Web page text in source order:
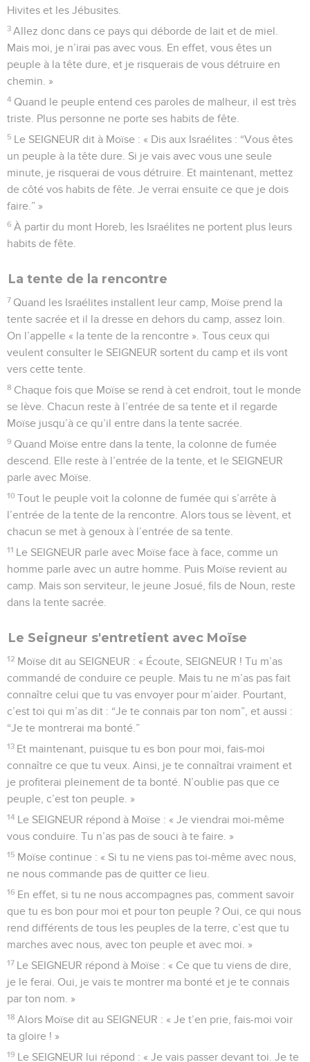
Hivites et les Jébusites.
3 Allez donc dans ce pays qui déborde de lait et de miel.
Mais moi, je n’irai pas avec vous. En effet, vous êtes un
peuple à la tête dure, et je risquerais de vous détruire en
chemin. »
4 Quand le peuple entend ces paroles de malheur, il est très
triste. Plus personne ne porte ses habits de fête.
5 Le SEIGNEUR dit à Moïse : « Dis aux Israélites : “Vous êtes
un peuple à la tête dure. Si je vais avec vous une seule
minute, je risquerai de vous détruire. Et maintenant, mettez
de côté vos habits de fête. Je verrai ensuite ce que je dois
faire.” »
6 À partir du mont Horeb, les Israélites ne portent plus leurs
habits de fête.
La tente de la rencontre
7 Quand les Israélites installent leur camp, Moïse prend la
tente sacrée et il la dresse en dehors du camp, assez loin.
On l’appelle « la tente de la rencontre ». Tous ceux qui
veulent consulter le SEIGNEUR sortent du camp et ils vont
vers cette tente.
8 Chaque fois que Moïse se rend à cet endroit, tout le monde
se lève. Chacun reste à l’entrée de sa tente et il regarde
Moïse jusqu’à ce qu’il entre dans la tente sacrée.
9 Quand Moïse entre dans la tente, la colonne de fumée
descend. Elle reste à l’entrée de la tente, et le SEIGNEUR
parle avec Moïse.
10 Tout le peuple voit la colonne de fumée qui s’arrête à
l’entrée de la tente de la rencontre. Alors tous se lèvent, et
chacun se met à genoux à l’entrée de sa tente.
11 Le SEIGNEUR parle avec Moïse face à face, comme un
homme parle avec un autre homme. Puis Moïse revient au
camp. Mais son serviteur, le jeune Josué, fils de Noun, reste
dans la tente sacrée.
Le Seigneur s'entretient avec Moïse
12 Moïse dit au SEIGNEUR : « Écoute, SEIGNEUR ! Tu m’as
commandé de conduire ce peuple. Mais tu ne m’as pas fait
connaître celui que tu vas envoyer pour m’aider. Pourtant,
c’est toi qui m’as dit : “Je te connais par ton nom”, et aussi :
“Je te montrerai ma bonté.”
13 Et maintenant, puisque tu es bon pour moi, fais-moi
connaître ce que tu veux. Ainsi, je te connaîtrai vraiment et
je profiterai pleinement de ta bonté. N’oublie pas que ce
peuple, c’est ton peuple. »
14 Le SEIGNEUR répond à Moïse : « Je viendrai moi-même
vous conduire. Tu n’as pas de souci à te faire. »
15 Moïse continue : « Si tu ne viens pas toi-même avec nous,
ne nous commande pas de quitter ce lieu.
16 En effet, si tu ne nous accompagnes pas, comment savoir
que tu es bon pour moi et pour ton peuple ? Oui, ce qui nous
rend différents de tous les peuples de la terre, c’est que tu
marches avec nous, avec ton peuple et avec moi. »
17 Le SEIGNEUR répond à Moïse : « Ce que tu viens de dire,
je le ferai. Oui, je vais te montrer ma bonté et je te connais
par ton nom. »
18 Alors Moïse dit au SEIGNEUR : « Je t’en prie, fais-moi voir
ta gloire ! »
19 Le SEIGNEUR lui répond : « Je vais passer devant toi. Je te